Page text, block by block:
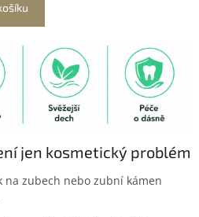
jen kosmetický problém
na zubech nebo zubní kámen